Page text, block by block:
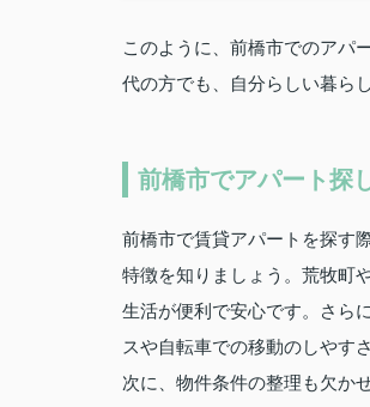
このように、前橋市でのアパ
代の方でも、自分らしい暮ら
前橋市でアパート探
前橋市で賃貸アパートを探す
特徴を知りましょう。荒牧町
生活が便利で安心です。さら
スや自転車での移動のしやす
次に、物件条件の整理も欠か